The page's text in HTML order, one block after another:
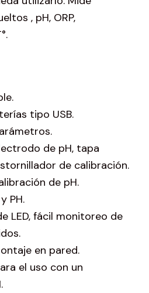
, pH, ORP,
tipo USB.
de pH, tapa
de calibración.
de pH.
PH.
LED, fácil monitoreo de
en pared.
el uso con un